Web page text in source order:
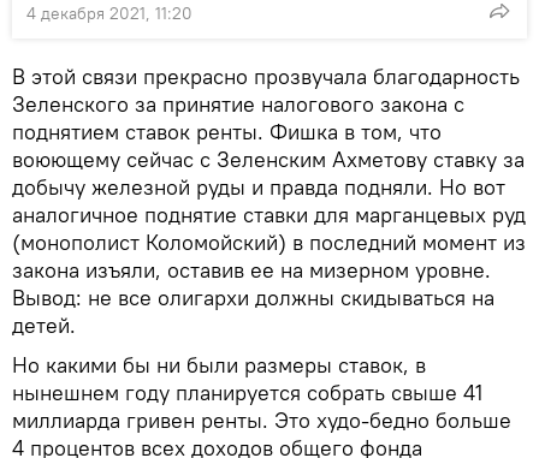
4 декабря 2021, 11:20
В этой связи прекрасно прозвучала благодарность
Зеленского за принятие налогового закона с
поднятием ставок ренты. Фишка в том, что
воюющему сейчас с Зеленским Ахметову ставку за
добычу железной руды и правда подняли. Но вот
аналогичное поднятие ставки для марганцевых руд
(монополист Коломойский) в последний момент из
закона изъяли, оставив ее на мизерном уровне.
Вывод: не все олигархи должны скидываться на
детей.
Но какими бы ни были размеры ставок, в
нынешнем году планируется собрать свыше 41
миллиарда гривен ренты. Это худо-бедно больше
4 процентов всех доходов общего фонда